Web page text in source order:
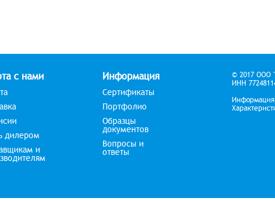
© 2017 ООО
ИНН
Информация
с нами
дилером
и
Информация
Сертификаты
Портфолио
Образцы
документов
Вопросы и
ответы